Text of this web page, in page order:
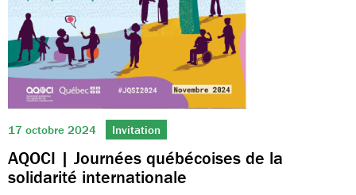
17 octobre 2024 Invitation
AQOCI | Journées québécoises de la
solidarité internationale